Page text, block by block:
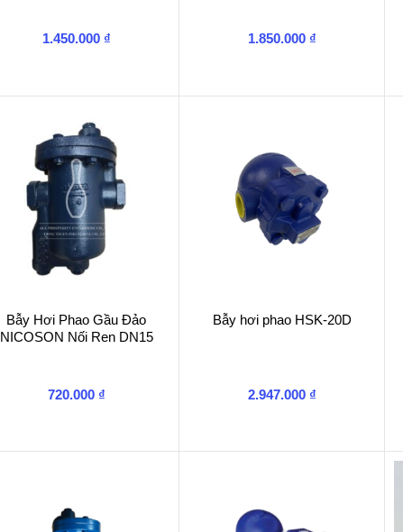
1.450.000 ₫ 1.850.000 ₫
Bẫy Hơi Phao Gầu Đảo
NICOSON Nối Ren DN15
720.000 ₫
Bẫy hơi phao HSK-20D
2.947.000 ₫